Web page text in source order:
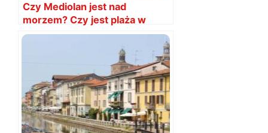
Czy Mediolan jest nad
morzem? Czy jest plaża w
Mediolanie?